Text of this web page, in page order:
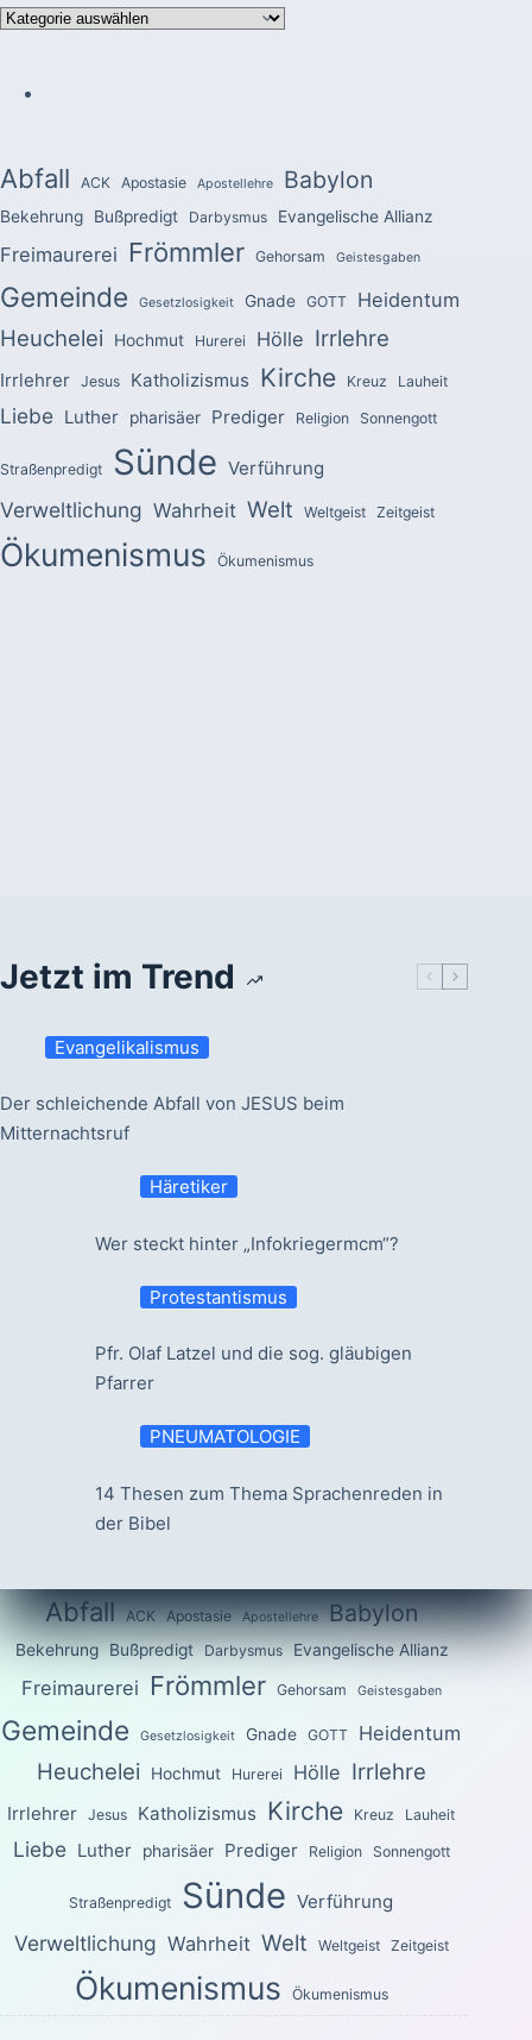
Kategorien
Abfall ACK Apostasie Apostellehre Babylon
Bekehrung Bußpredigt Darbysmus Evangelische Allianz
Freimaurerei Frömmler Gehorsam Geistesgaben
Gemeinde Gesetzlosigkeit Gnade GOTT Heidentum
Heuchelei Hochmut Hurerei Hölle Irrlehre
Irrlehrer Jesus Katholizismus Kirche Kreuz Lauheit
Liebe Luther pharisäer Prediger Religion Sonnengott
Straßenpredigt Sünde Verführung
Verweltlichung Wahrheit Welt Weltgeist Zeitgeist
Ökumenismus Ökumenismus
Jetzt im Trend
Evangelikalismus
Der schleichende Abfall von JESUS beim
Mitternachtsruf
Häretiker
Wer steckt hinter „Infokriegermcm“?
Protestantismus
Pfr. Olaf Latzel und die sog. gläubigen
Pfarrer
PNEUMATOLOGIE
14 Thesen zum Thema Sprachenreden in
der Bibel
Abfall ACK Apostasie Apostellehre Babylon
Bekehrung Bußpredigt Darbysmus Evangelische Allianz
Freimaurerei Frömmler Gehorsam Geistesgaben
Gemeinde Gesetzlosigkeit Gnade GOTT Heidentum
Heuchelei Hochmut Hurerei Hölle Irrlehre
Irrlehrer Jesus Katholizismus Kirche Kreuz Lauheit
Liebe Luther pharisäer Prediger Religion Sonnengott
Straßenpredigt Sünde Verführung
Verweltlichung Wahrheit Welt Weltgeist Zeitgeist
Ökumenismus Ökumenismus